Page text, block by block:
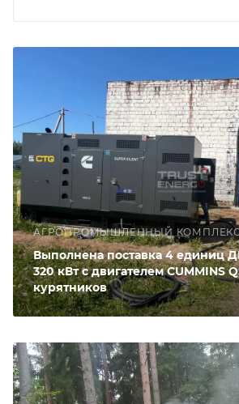
АГРОПРОМЫШЛЕННЫЙ
Выполнена поставка 4 единиц
320 кВт с двигателем CUMMINS
курятников